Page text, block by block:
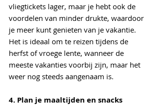
vliegtickets lager, maar je hebt ook de
voordelen van minder drukte, waardoor
je meer kunt genieten van je vakantie.
Het is ideaal om te reizen tijdens de
herfst of vroege lente, wanneer de
meeste vakanties voorbij zijn, maar het
weer nog steeds aangenaam is.
4. Plan je maaltijden en snacks